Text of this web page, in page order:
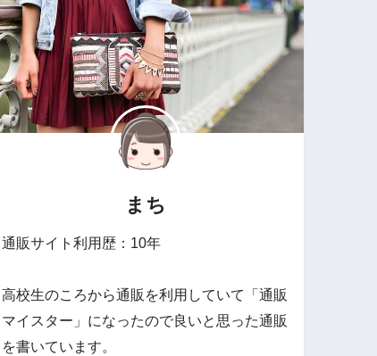
まち
通販サイト利用歴：10年
高校生のころから通販を利用していて「通販
マイスター」になったので良いと思った通販
を書いています。